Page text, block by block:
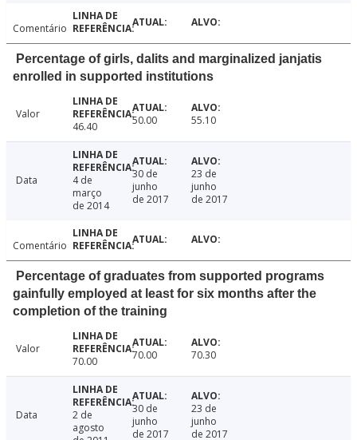
Comentário
Percentage of girls, dalits and marginalized janjatis
enrolled in supported institutions
Valor
46.40
50.00 55.10
Data
4 de
março
de 2014
30 de
junho
de 2017
23 de
junho
de 2017
Comentário
Percentage of graduates from supported programs
gainfully employed at least for six months after the
completion of the training
Valor
70.00
70.00 70.30
Data
2 de
agosto
30 de
junho
de 2017
23 de
junho
de 2017